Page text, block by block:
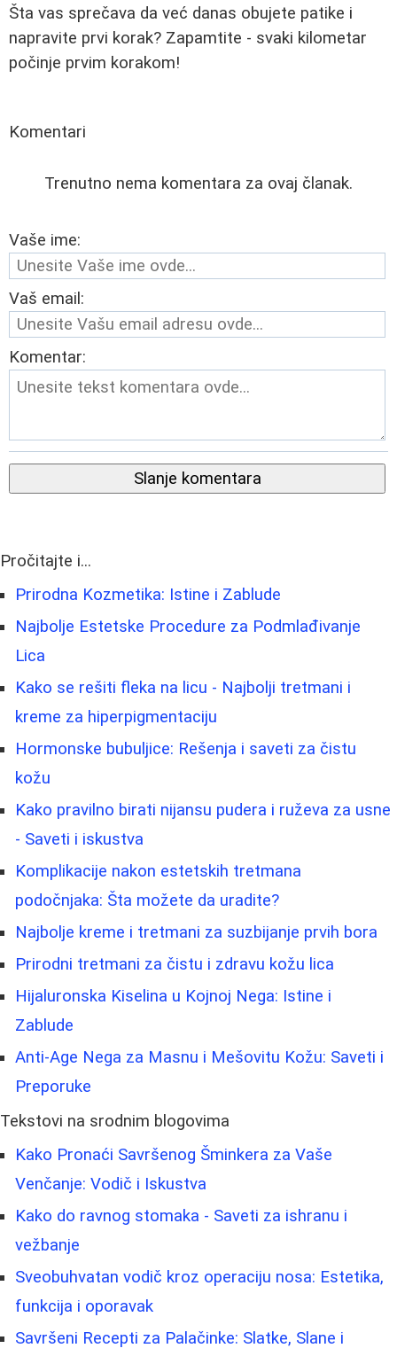
Šta vas sprečava da već danas obujete patike i
napravite prvi korak? Zapamtite - svaki kilometar
počinje prvim korakom!
Komentari
Trenutno nema komentara za ovaj članak.
Vaše ime:
Vaš email:
Komentar:
Slanje komentara
Pročitajte i...
Prirodna Kozmetika: Istine i Zablude
Najbolje Estetske Procedure za Podmlađivanje
Lica
Kako se rešiti fleka na licu - Najbolji tretmani i
kreme za hiperpigmentaciju
Hormonske bubuljice: Rešenja i saveti za čistu
kožu
Kako pravilno birati nijansu pudera i ruževa za usne
- Saveti i iskustva
Komplikacije nakon estetskih tretmana
podočnjaka: Šta možete da uradite?
Najbolje kreme i tretmani za suzbijanje prvih bora
Prirodni tretmani za čistu i zdravu kožu lica
Hijaluronska Kiselina u Kojnoj Nega: Istine i
Zablude
Anti-Age Nega za Masnu i Mešovitu Kožu: Saveti i
Preporuke
Tekstovi na srodnim blogovima
Kako Pronaći Savršenog Šminkera za Vaše
Venčanje: Vodič i Iskustva
Kako do ravnog stomaka - Saveti za ishranu i
vežbanje
Sveobuhvatan vodič kroz operaciju nosa: Estetika,
funkcija i oporavak
Savršeni Recepti za Palačinke: Slatke, Slane i